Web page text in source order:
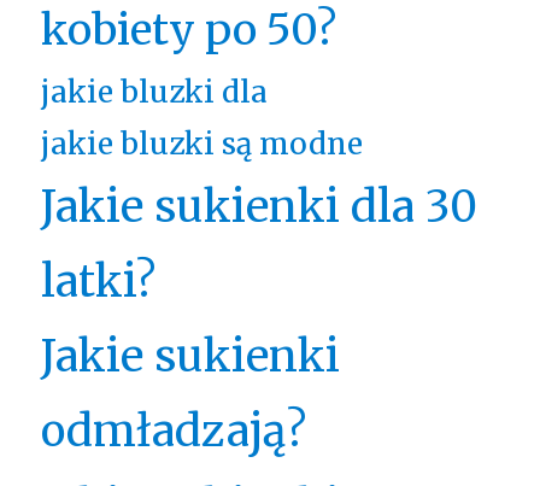
kobiety po 50?
jakie bluzki dla
jakie bluzki są modne
Jakie sukienki dla 30
latki?
Jakie sukienki
odmładzają?